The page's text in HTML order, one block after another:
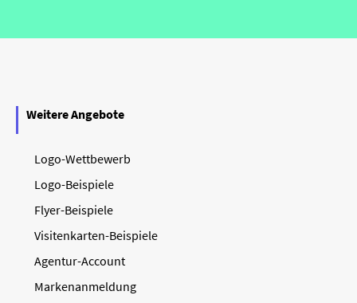
Weitere Angebote
Logo-Wettbewerb
Logo-Beispiele
Flyer-Beispiele
Visitenkarten-Beispiele
Agentur-Account
Markenanmeldung